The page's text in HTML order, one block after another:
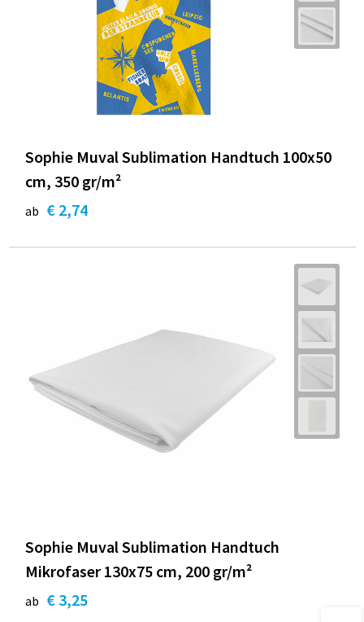
Sophie Muval Sublimation Handtuch 100x50
cm, 350 gr/m²
ab € 2,74
Sophie Muval Sublimation Handtuch
Mikrofaser 130x75 cm, 200 gr/m²
ab € 3,25